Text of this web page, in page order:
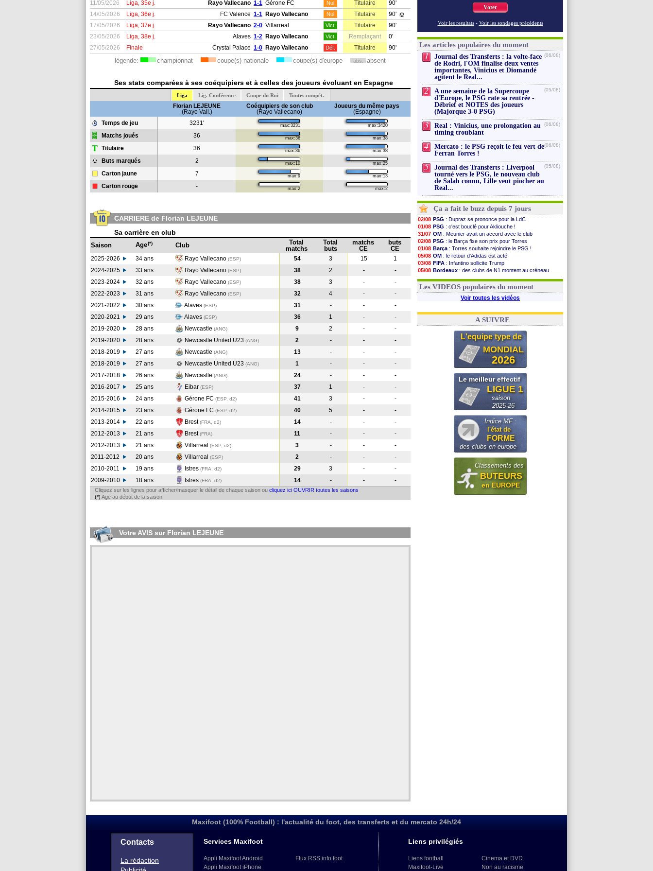
11/05/2026
Liga, 35e j. Rayo Vallecano 1-1 Gérone FC Nul Titulaire
90'
14/05/2026
Liga, 36e j. FC Valence 1-1 Rayo Vallecano Nul Titulaire
90'
17/05/2026
Liga, 37e j. Rayo Vallecano 2-0 Villarreal Vict. Titulaire
90'
23/05/2026
Liga, 38e j. Alaves 1-2 Rayo Vallecano Vict. Remplaçant
0'
27/05/2026
Finale Crystal Palace 1-0 Rayo Vallecano Déf. Titulaire 90'
légende: championnat coupe(s) nationale coupe(s) d'europe abs. absent
Ses stats comparées à ses coéquipiers et à celles des joueurs évoluant en Espagne
Liga Lig. Conférence Coupe du Roi Toutes compét.
Florian LEJEUNE
(Rayo Vall.)
Coéquipiers de son club
(Rayo Vallecano)
Joueurs du même pays
(Espagne)
Temps de jeu
3231' max:3231 max:3420
Matchs joués 36 max:36 max:38
T Titulaire 36 max:36 max:38
Buts marqués 2 max:10 max:25
Carton jaune 7 max:9 max:13
Carton rouge - max:2 max:2
CARRIERE de Florian LEJEUNE
Sa carrière en club
Saison Age(*) Club
Total
matchs
Total
buts
matchs
CE
buts
CE
2025-2026 34 ans Rayo Vallecano (ESP) 54 3 15
1
2024-2025
33 ans Rayo Vallecano (ESP) 38 2 -
-
2023-2024
32 ans Rayo Vallecano (ESP) 38 3 -
-
2022-2023
31 ans Rayo Vallecano (ESP) 32 4 -
-
2021-2022
30 ans Alaves (ESP) 31 - -
-
2020-2021
29 ans Alaves (ESP) 36 1 -
-
2019-2020
28 ans Newcastle (ANG) 9 2 -
-
2019-2020
28 ans Newcastle United U23 (ANG) 2 - -
-
2018-2019
27 ans Newcastle (ANG) 13 - -
-
2018-2019
27 ans Newcastle United U23 (ANG) 1 - -
-
2017-2018
26 ans Newcastle (ANG) 24 - -
-
2016-2017
25 ans Eibar (ESP) 37 1 -
-
2015-2016
24 ans Gérone FC (ESP, d2) 41 3 -
-
2014-2015
23 ans Gérone FC (ESP, d2) 40 5 -
-
2013-2014
22 ans Brest(FRA, d2) 14 - -
-
2012-2013
21 ans Brest(FRA) 11 - -
-
2012-2013
21 ans Villarreal (ESP, d2) 3 - -
-
2011-2012
20 ans Villarreal (ESP) 2 - -
-
2010-2011
19 ans Istres (FRA, d2) 29 3 -
-
2009-2010
18 ans Istres (FRA, d2) 14 - - -
Cliquez sur les lignes pour afficher/masquer le détail de chaque saison ou cliquez ici OUVRIR toutes les saisons
(*) Age au début de la saison
Votre AVIS sur Florian LEJEUNE
Voter
Voir les resultats - Voir les sondages précédents
Les articles populaires du moment
1
Journal des Transferts : la volte-face
de Rodri, l'OM finalise deux ventes
importantes, Vinicius et Diomandé
agitent le Real...
(06/08)
2
A une semaine de la Supercoupe
d'Europe, le PSG rate sa rentrée -
Débrief et NOTES des joueurs
(Majorque 3-0 PSG)
(05/08)
3
Real : Vinicius, une prolongation au
timing troublant
(06/08)
4
Mercato : le PSG reçoit le feu vert de
Ferran Torres !
(06/08)
5
Journal des Transferts : Liverpool
tourné vers le PSG, le nouveau club
de Salah connu, Lille veut piocher au
Real...
(05/08)
Ça a fait le buzz depuis 7 jours
02/08 PSG : Dupraz se prononce pour la LdC
01/08 PSG : c'est bouclé pour Akliouche !
31/07 OM : Meunier avait un accord avec le club
02/08 PSG : le Barça fixe son prix pour Torres
01/08 Barça : Torres souhaite rejoindre le PSG !
05/08 OM : le retour d'Adidas est acté
03/08 FIFA : Infantino sollicite Trump
05/08 Bordeaux : des clubs de N1 montent au créneau
03/08 Real: le démenti de Leipzig pour Diomandé
Les VIDEOS populaires du moment
Voir toutes les vidéos
A SUIVRE
L'equipe type de
MONDIAL
2026
Le meilleur effectif
LIGUE 1
saison
2025-26
Indice MF :
l'état de
FORME
des clubs en europe
Classements des
BUTEURS
en EUROPE
Maxifoot (100% Football) : l'actualité du foot, des transferts et du mercato 24h/24
Contacts
La rédaction
Services Maxifoot
Appli Maxifoot Android
Appli Maxifoot iPhone
Flux RSS info foot
Liens privilégiés
Liens football
Maxifoot-Live
Cinema et DVD
Non au racisme